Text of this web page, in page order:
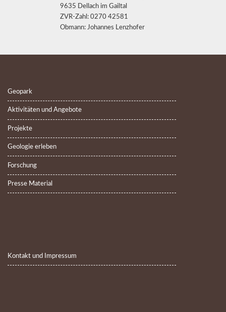
9635 Dellach im Gailtal
ZVR-Zahl: 0270 42581
Obmann: Johannes Lenzhofer
Geopark
Aktivitäten und Angebote
Projekte
Geologie erleben
Forschung
Presse Material
Kontakt und Impressum